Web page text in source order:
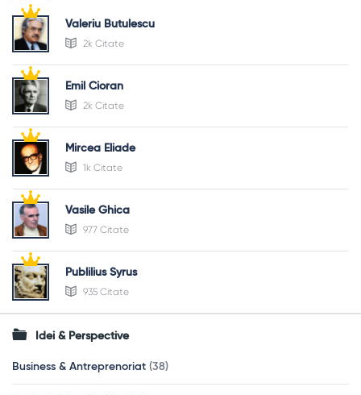
Valeriu Butulescu
2k Citate
Emil Cioran
2k Citate
Mircea Eliade
1k Citate
Vasile Ghica
977 Citate
Publilius Syrus
935 Citate
Idei & Perspective
Business & Antreprenoriat (38)